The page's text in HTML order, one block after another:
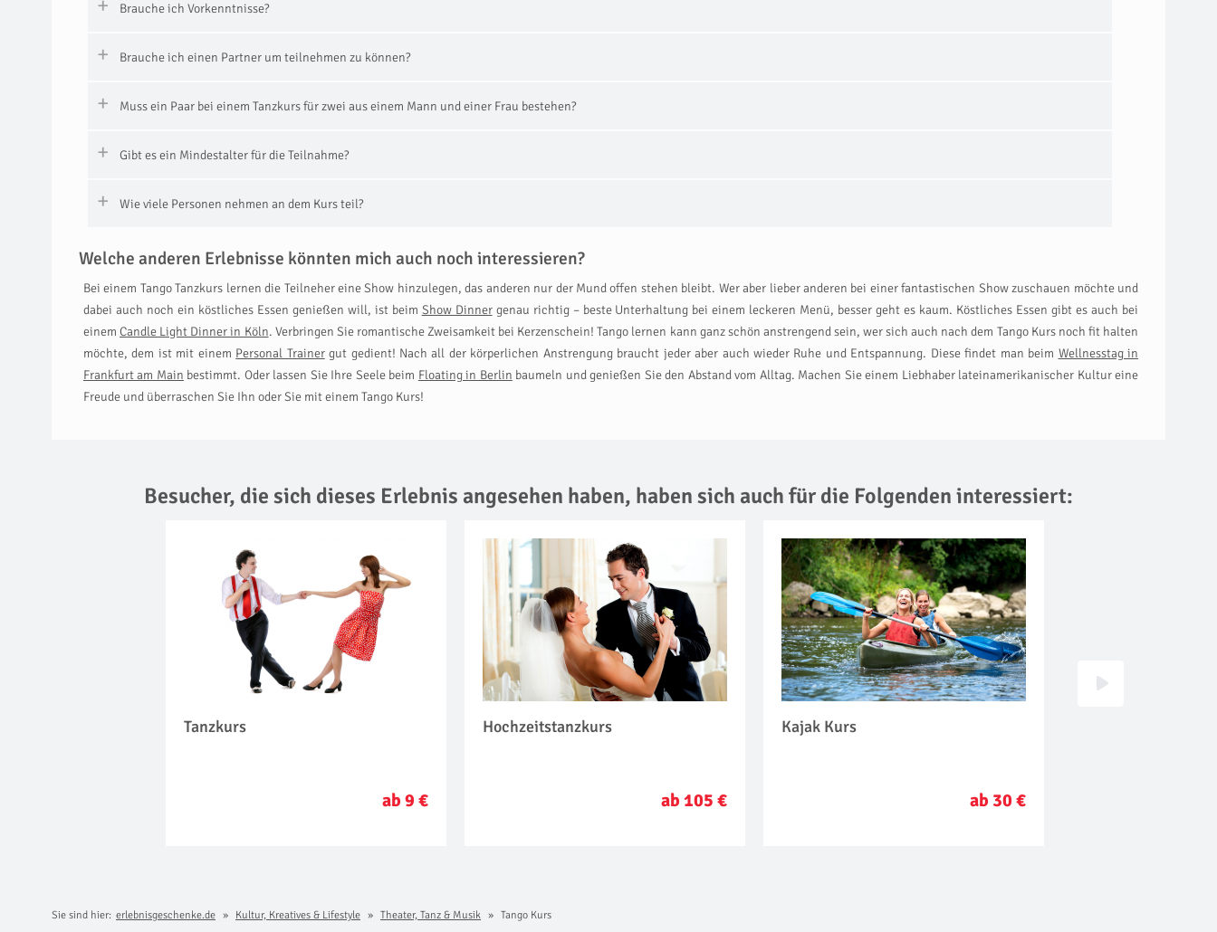
Brauche ich Vorkenntnisse?
Brauche ich einen Partner um teilnehmen zu können?
Muss ein Paar bei einem Tanzkurs für zwei aus einem Mann und einer Frau bestehen?
Gibt es ein Mindestalter für die Teilnahme?
Wie viele Personen nehmen an dem Kurs teil?
Welche anderen Erlebnisse könnten mich auch noch interessieren?
Bei einem Tango Tanzkurs lernen die Teilneher eine Show hinzulegen, das anderen nur der Mund offen stehen bleibt. Wer aber lieber anderen bei einer fantastischen Show zuschauen möchte und
dabei auch noch ein köstliches Essen genießen will, ist beim Show Dinnergenau richtig – beste Unterhaltung bei einem leckeren Menü, besser geht es kaum. Köstliches Essen gibt es auch bei
einemCandle Light Dinner in Köln. Verbringen Sie romantische Zweisamkeit bei Kerzenschein! Tango lernen kann ganz schön anstrengend sein, wer sich auch nach dem Tango Kurs noch fit halten
möchte, dem ist mit einem Personal Trainergut gedient! Nach all der körperlichen Anstrengung braucht jeder aber auch wieder Ruhe und Entspannung. Diese findet man beim Wellnesstag in
Frankfurt am Main bestimmt. Oder lassen Sie Ihre Seele beim Floating in Berlin baumeln und genießen Sie den Abstand vom Alltag. Machen Sie einem Liebhaber lateinamerikanischer Kultur eine
Freude und überraschen Sie Ihn oder Sie mit einem Tango Kurs!
Besucher, die sich dieses Erlebnis angesehen haben, haben sich auch für die Folgenden interessiert:
Tanzkurs
ab 9 €
Hochzeitstanzkurs
ab 105 €
Kajak Kurs
ab 30 €
Sie sind hier: erlebnisgeschenke.de Kultur, Kreatives & Lifestyle Theater, Tanz & Musik Tango Kurs